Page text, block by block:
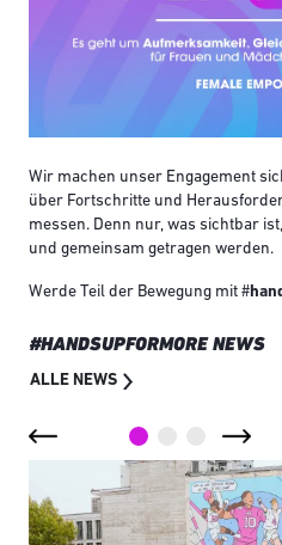
Wir machen unser Engagement
über Fortschritte und
messen. Denn nur, was sichtbar
und gemeinsam getragen werden.
Werde Teil der Bewegung mit #
#HANDSUPFORMORE NEWS
ALLE NEWS